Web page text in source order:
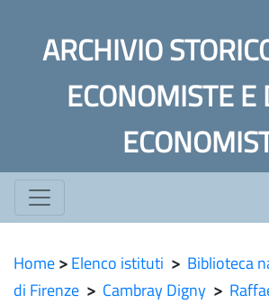
ARCHIVIO
ECONOMISTE E
Home>Elenco istituti > Biblioteca
di Firenze > Cambray Digny >